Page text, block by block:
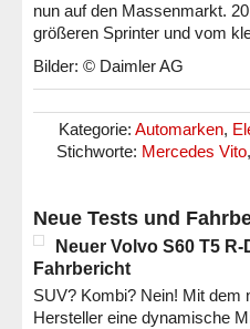
nun auf den Massenmarkt.
größeren Sprinter und vom
Bilder: © Daimler AG
Kategorie: Automarken,
Stichworte: Mercedes Vito,
Neue Tests und
Neuer Volvo S60 T5
Fahrbericht
SUV? Kombi? Nein! Mit dem
Hersteller eine dynamische